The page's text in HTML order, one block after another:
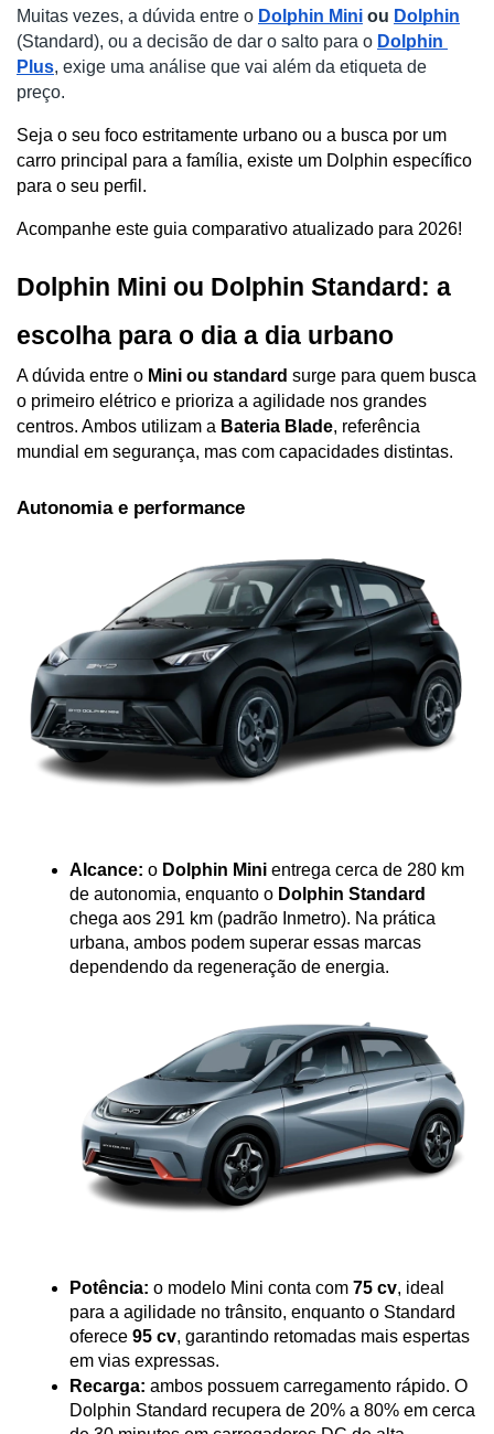
Muitas vezes, a dúvida entre o Dolphin Mini ou Dolphin
(Standard), ou a decisão de dar o salto para o Dolphin
Plus, exige uma análise que vai além da etiqueta de
preço.
Seja o seu foco estritamente urbano ou a busca por um
carro principal para a família, existe um Dolphin específico
para o seu perfil.
Acompanhe este guia comparativo atualizado para 2026!
Dolphin Mini ou Dolphin Standard: a
escolha para o dia a dia urbano
A dúvida entre o Mini ou standard surge para quem busca
o primeiro elétrico e prioriza a agilidade nos grandes
centros. Ambos utilizam a Bateria Blade, referência
mundial em segurança, mas com capacidades distintas.
Autonomia e performance
Alcance: o Dolphin Mini entrega cerca de 280 km
de autonomia, enquanto o Dolphin Standard
chega aos 291 km (padrão Inmetro). Na prática
urbana, ambos podem superar essas marcas
dependendo da regeneração de energia.
Potência: o modelo Mini conta com 75 cv, ideal
para a agilidade no trânsito, enquanto o Standard
oferece 95 cv, garantindo retomadas mais espertas
em vias expressas.
Recarga: ambos possuem carregamento rápido. O
Dolphin Standard recupera de 20% a 80% em cerca